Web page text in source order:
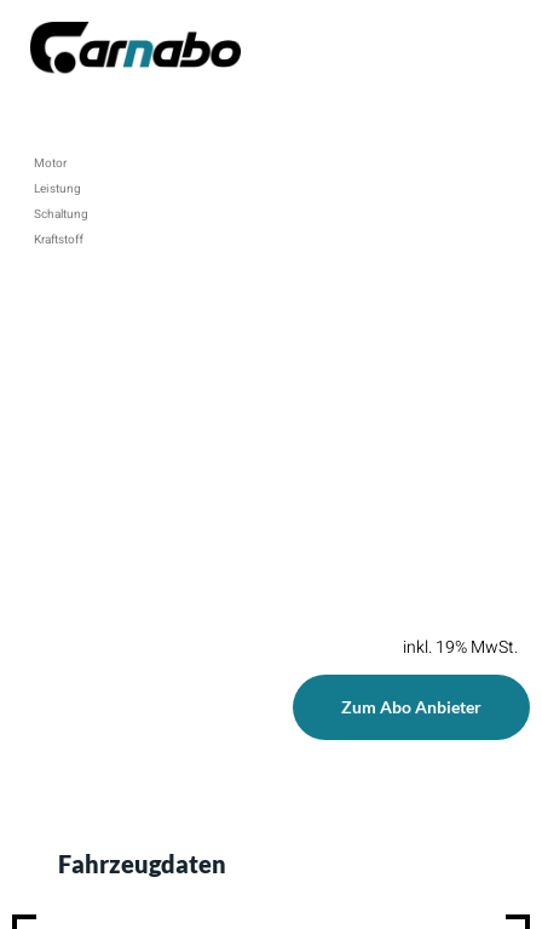
Motor
Leistung
Schaltung
Kraftstoff
inkl. 19% MwSt.
Zum Abo Anbieter
Fahrzeugdaten